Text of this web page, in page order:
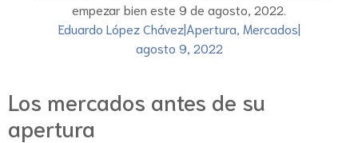
empezar bien este 9 de agosto, 2022.
Eduardo López Chávez|Apertura, Mercados|
agosto 9, 2022
Los mercados antes de su
apertura